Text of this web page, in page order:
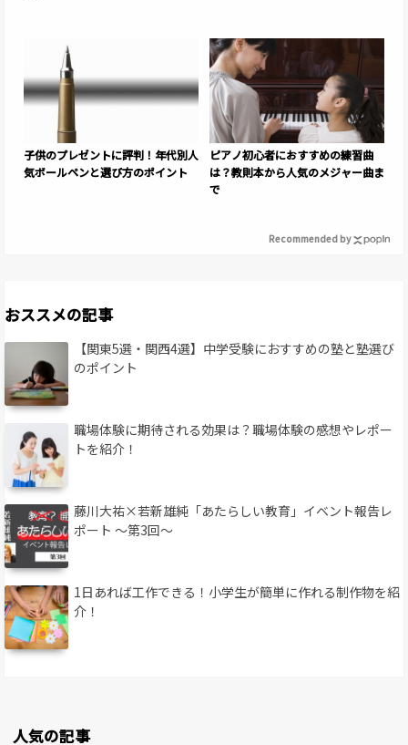
子供のプレゼントに評判！年代別人
気ボールペンと選び方のポイント
ピアノ初心者におすすめの練習曲
は？教則本から人気のメジャー曲ま
で
Recommended by
おススメの記事
【関東5選・関西4選】中学受験におすすめの塾と塾選び
のポイント
職場体験に期待される効果は？職場体験の感想やレポー
トを紹介！
藤川大祐×若新雄純「あたらしい教育」イベント報告レ
ポート 〜第3回〜
1日あれば工作できる！小学生が簡単に作れる制作物を紹
介！
人気の記事